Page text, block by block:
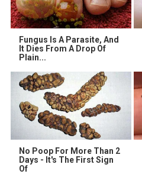
Fungus Is A Parasite, And
It Dies From A Drop Of
Plain...
No Poop For More Than 2
Days - It's The First Sign
Of